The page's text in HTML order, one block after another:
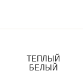
ТЕПЛЫЙ
БЕЛЫЙ